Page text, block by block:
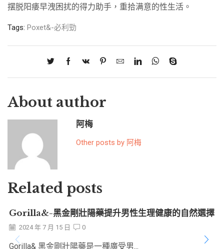
摆脱阳痿早洩困扰的得力助手，重拾满意的性生活。
Tags: Poxet&-必利勁
About author
阿梅
Other posts by 阿梅
Related posts
Gorilla&-黑金剛壯陽藥提升男性生理健康的自然選擇
2024 年 7 月 15 日 0
Gorilla& 黑金剛壯陽藥是一種廣受男...